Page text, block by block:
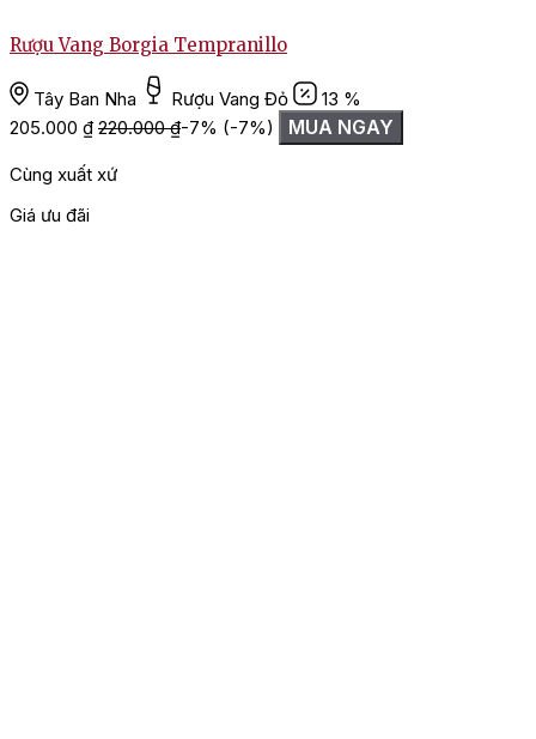
Rượu Vang Borgia Tempranillo
Tây Ban Nha Rượu Vang Đỏ
13 %
205.000 ₫ 220.000₫-7% (-7%) MUA NGAY
Cùng xuất xứ
Giá ưu đãi